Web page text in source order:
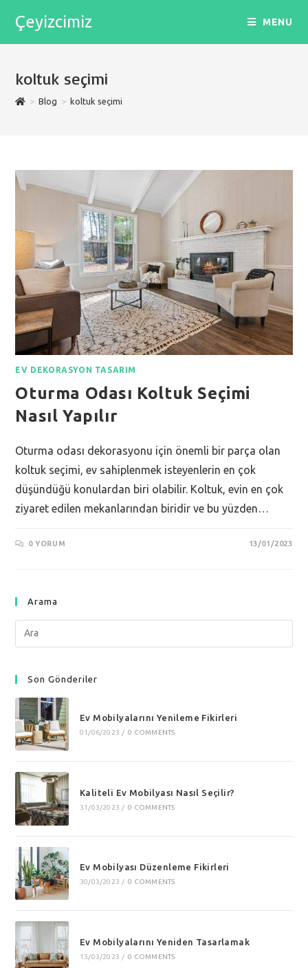
content
Çeyizcimiz MENU
koltuk seçimi
> Blog > koltuk seçimi
EV DEKORASYON TASARIM
Oturma Odası Koltuk Seçimi
Nasıl Yapılır
Oturma odası dekorasyonu için önemli bir parça olan
koltuk seçimi, ev sahiplenmek isteyenlerin en çok
düşündüğü konulardan biri olabilir. Koltuk, evin en çok
ziyaret edilen mekanlarından biridir ve bu yüzden…
0 YORUM 13/01/2023
Arama
Search
this
Son Gönderiler
Ev Mobilyalarını Yenileme Fikirleri
01/06/2023 / 0 COMMENTS
Kaliteli Ev Mobilyası Nasıl Seçilir?
31/03/2023 / 0 COMMENTS
Ev Mobilyası Düzenleme Fikirleri
30/03/2023 / 0 COMMENTS
Ev Mobilyalarını Yeniden Tasarlamak
15/03/2023 / 0 COMMENTS